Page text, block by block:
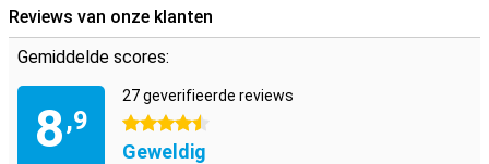
Reviews van onze klanten
Gemiddelde scores:
8,9
27 geverifieerde reviews
4.5 sterren
Geweldig